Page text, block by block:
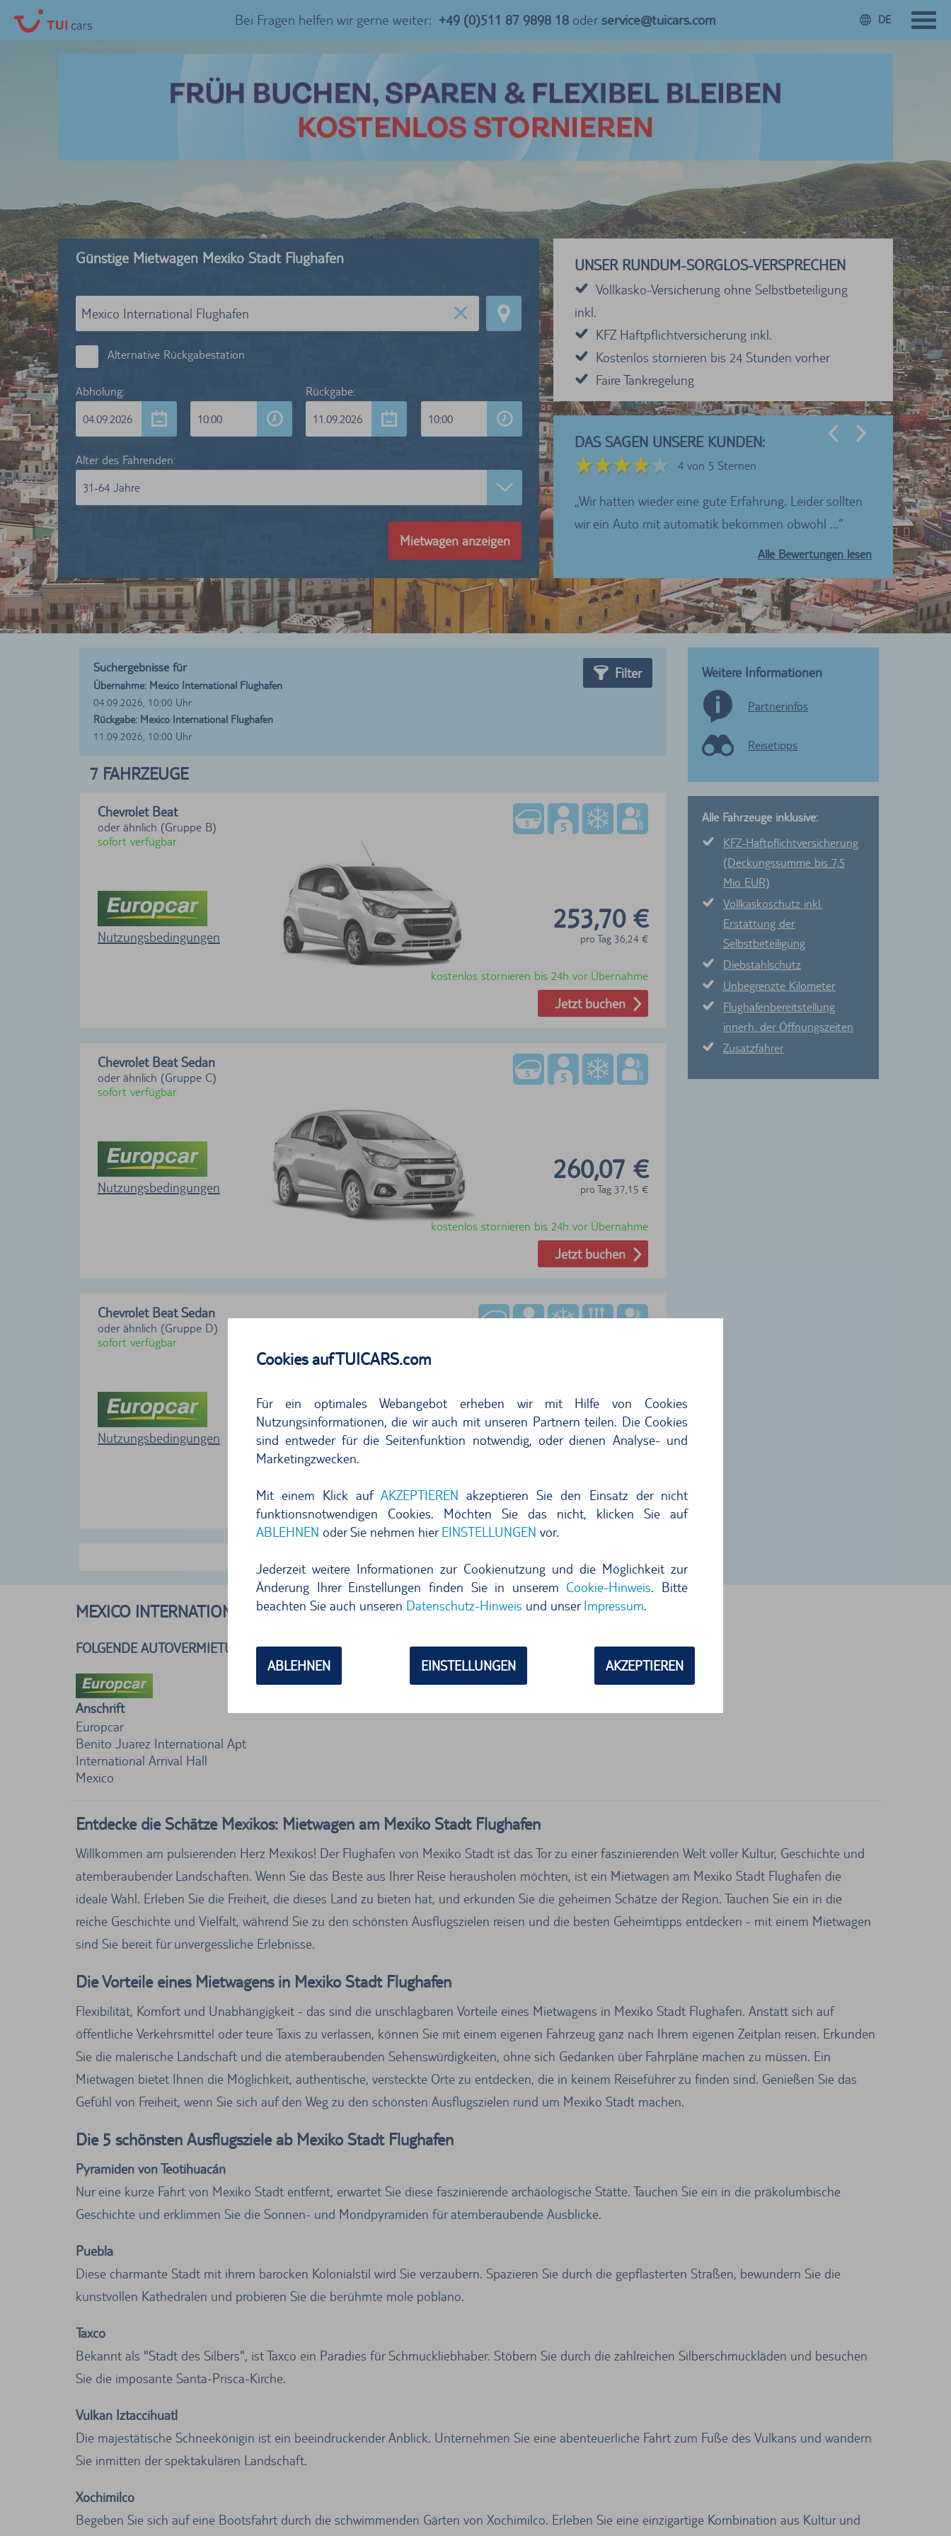
Cookies auf TUICARS.com
Für ein optimales Webangebot erheben wir mit Hilfe von Cookies
Nutzungsinformationen, die wir auch mit unseren Partnern teilen. Die Cookies
sind entweder für die Seitenfunktion notwendig, oder dienen Analyse- und
Marketingzwecken.
Mit einem Klick auf AKZEPTIEREN akzeptieren Sie den Einsatz der nicht
funktionsnotwendigen Cookies. Möchten Sie das nicht, klicken Sie auf
ABLEHNEN oder Sie nehmen hierEINSTELLUNGEN vor.
Jederzeit weitere Informationen zur Cookienutzung und die Möglichkeit zur
Änderung Ihrer Einstellungen finden Sie in unserem Cookie-Hinweis. Bitte
beachten Sie auch unseren Datenschutz-Hinweis und unserImpressum.
ABLEHNEN EINSTELLUNGEN AKZEPTIEREN
DE
Bei Fragen helfen wir gerne weiter: +49 (0)511 87 9898 18 oder service@tuicars.com
Günstige Mietwagen Mexiko Stadt Flughafen
Alternative Rückgabestation
Abholung:
04.09.2026
10:00
Rückgabe:
11.09.2026
10:00
Alter des Fahrenden:
31-64 Jahre
Mietwagen anzeigen
UNSER RUNDUM-SORGLOS-VERSPRECHEN
Vollkasko-Versicherung ohne Selbstbeteiligung
inkl.
KFZ Haftpflichtversicherung inkl.
Kostenlos stornieren bis 24 Stunden vorher
Faire Tankregelung
DAS SAGEN UNSERE KUNDEN:
Wir waren sehr zufrieden mit dem Abholen und der
Kundenbetreuung in Bamberg....
4 von 5 Sternen
Wir hatten wieder eine gute Erfahrung. Leider sollten
wir ein Auto mit automatik bekommen obwohl ...
Ich würde
Alle Bewertungen lesen
Suchergebnisse für
Übernahme: Mexico International Flughafen
04.09.2026, 10:00 Uhr
Rückgabe: Mexico International Flughafen
11.09.2026, 10:00 Uhr
Filter
7 FAHRZEUGE
Chevrolet Beat
oder ähnlich (Gruppe B)
sofort verfügbar
Nutzungsbedingungen
253,70 €
pro Tag 36,24 €
kostenlos stornieren bis 24h vor Übernahme
Jetzt buchen
Chevrolet Beat Sedan
oder ähnlich (Gruppe C)
sofort verfügbar
Nutzungsbedingungen
260,07 €
pro Tag 37,15 €
kostenlos stornieren bis 24h vor Übernahme
Jetzt buchen
Chevrolet Beat Sedan
oder ähnlich (Gruppe D)
sofort verfügbar
Nutzungsbedingungen
260,07 €
pro Tag37,15 €
Jetzt buchen
Weitere Informationen
Partnerinfos
Reisetipps
Alle Fahrzeuge inklusive:
KFZ-Haftpflichtversicherung
(Deckungssumme bis 7,5
Mio EUR)
Vollkaskoschutz inkl.
Erstattung der
Selbstbeteiligung
Diebstahlschutz
Unbegrenzte Kilometer
Flughafenbereitstellung
innerh. der Öffnungszeiten
Zusatzfahrer
MEXICO INTERNATIONAL FLUGHAFEN, MEXIKO
FOLGENDE AUTOVERMIETUNGEN BEFINDEN SICH VOR ORT
Anschrift
Europcar
Benito Juarez International Apt
International Arrival Hall
Mexico
Entdecke die Schätze Mexikos: Mietwagen am Mexiko Stadt Flughafen
Willkommen am pulsierenden Herz Mexikos! Der Flughafen von Mexiko Stadt ist das Tor zu einer faszinierenden Welt voller Kultur, Geschichte und
atemberaubender Landschaften. Wenn Sie das Beste aus Ihrer Reise herausholen möchten, ist ein Mietwagen am Mexiko Stadt Flughafen die
ideale Wahl. Erleben Sie die Freiheit, die dieses Land zu bieten hat, und erkunden Sie die geheimen Schätze der Region. Tauchen Sie ein in die
reiche Geschichte und Vielfalt, während Sie zu den schönsten Ausflugszielen reisen und die besten Geheimtipps entdecken - mit einem Mietwagen
sind Sie bereit für unvergessliche Erlebnisse.
Die Vorteile eines Mietwagens in Mexiko Stadt Flughafen
Flexibilität, Komfort und Unabhängigkeit - das sind die unschlagbaren Vorteile eines Mietwagens in Mexiko Stadt Flughafen. Anstatt sich auf
öffentliche Verkehrsmittel oder teure Taxis zu verlassen, können Sie mit einem eigenen Fahrzeug ganz nach Ihrem eigenen Zeitplan reisen. Erkunden
Sie die malerische Landschaft und die atemberaubenden Sehenswürdigkeiten, ohne sich Gedanken über Fahrpläne machen zu müssen. Ein
Mietwagen bietet Ihnen die Möglichkeit, authentische, versteckte Orte zu entdecken, die in keinem Reiseführer zu finden sind. Genießen Sie das
Gefühl von Freiheit, wenn Sie sich auf den Weg zu den schönsten Ausflugszielen rund um Mexiko Stadt machen.
Die 5 schönsten Ausflugsziele ab Mexiko Stadt Flughafen
Pyramiden von Teotihuacán
Nur eine kurze Fahrt von Mexiko Stadt entfernt, erwartet Sie diese faszinierende archäologische Stätte. Tauchen Sie ein in die präkolumbische
Geschichte und erklimmen Sie die Sonnen- und Mondpyramiden für atemberaubende Ausblicke.
Puebla
Diese charmante Stadt mit ihrem barocken Kolonialstil wird Sie verzaubern. Spazieren Sie durch die gepflasterten Straßen, bewundern Sie die
kunstvollen Kathedralen und probieren Sie die berühmte mole poblano.
Taxco
Bekannt als "Stadt des Silbers", ist Taxco ein Paradies für Schmuckliebhaber. Stöbern Sie durch die zahlreichen Silberschmuckläden und besuchen
Sie die imposante Santa-Prisca-Kirche.
Vulkan Iztaccihuatl
Die majestätische Schneekönigin ist ein beeindruckender Anblick. Unternehmen Sie eine abenteuerliche Fahrt zum Fuße des Vulkans und wandern
Sie inmitten der spektakulären Landschaft.
Xochimilco
Begeben Sie sich auf eine Bootsfahrt durch die schwimmenden Gärten von Xochimilco. Erleben Sie eine einzigartige Kombination aus Kultur und